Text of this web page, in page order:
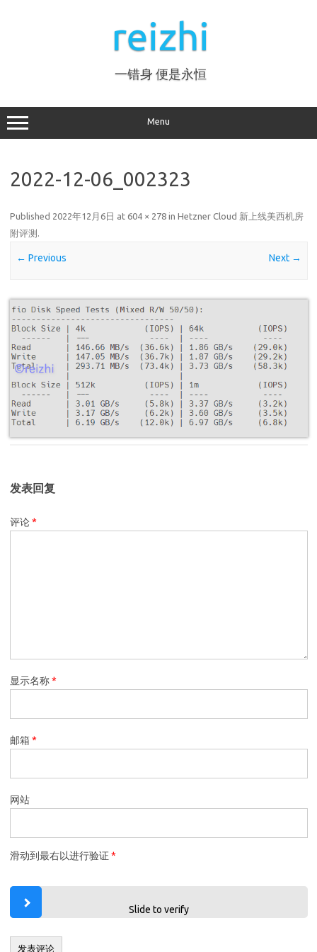
reizhi
一错身 便是永恒
Menu
2022-12-06_002323
Published 2022年12月6日 at 604 × 278 in Hetzner Cloud 新上线美西机房
附评测 .
← Previous Next →
发表回复
评论*
显示名称*
邮箱*
网站
滑动到最右以进行验证 *
Slide to verify